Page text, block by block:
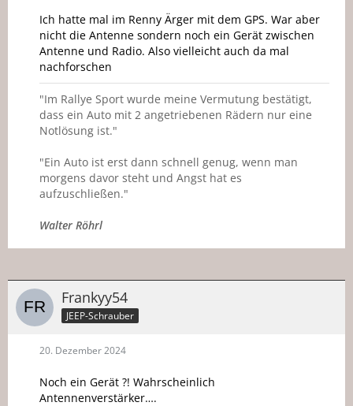
Ich hatte mal im Renny Ärger mit dem GPS. War aber
nicht die Antenne sondern noch ein Gerät zwischen
Antenne und Radio. Also vielleicht auch da mal
nachforschen
"Im Rallye Sport wurde meine Vermutung bestätigt,
dass ein Auto mit 2 angetriebenen Rädern nur eine
Notlösung ist."
"Ein Auto ist erst dann schnell genug, wenn man
morgens davor steht und Angst hat es
aufzuschließen."
Walter Röhrl
Frankyy54
JEEP-Schrauber
20. Dezember 2024
Noch ein Gerät ?! Wahrscheinlich
Antennenverstärker….